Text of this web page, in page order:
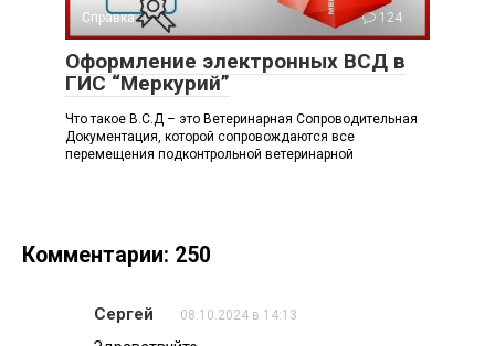
Справка 124
Оформление электронных ВСД в
ГИС “Меркурий”
Что такое В.С.Д – это Ветеринарная Сопроводительная
Документация, которой сопровождаются все
перемещения подконтрольной ветеринарной
Комментарии: 250
Сергей 08.10.2024 в 14:13